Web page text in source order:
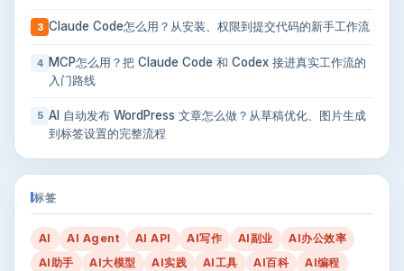
3 Claude Code怎么用？从安装、权限到提交代码的新手工作流
4
MCP怎么用？把 Claude Code 和 Codex 接进真实工作流的
入门路线
5 AI 自动发布 WordPress 文章怎么做？从草稿优化、图片生成
到标签设置的完整流程
标签
AI AI Agent AI API AI写作 AI副业
AI办公效率
AI助手
AI大模型 AI实践 AI工具 AI百科
AI编程